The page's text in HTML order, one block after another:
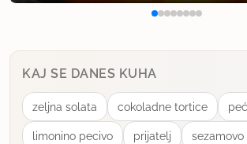
KAJ SE DANES KUHA
zeljna solata cokoladne tortice
limonino pecivo prijatelj